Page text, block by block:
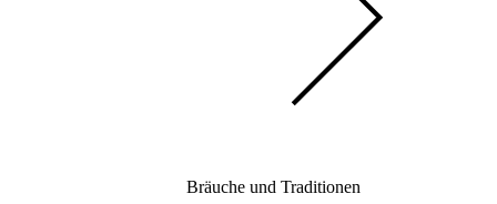
Bräuche und Traditionen